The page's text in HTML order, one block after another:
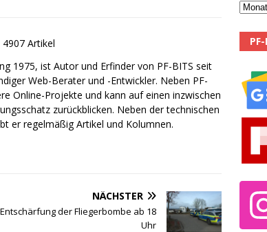
4907 Artikel
1975, ist Autor und Erfinder von PF-BITS seit
Web-Berater und -Entwickler. Neben PF-
Online-Projekte und kann auf einen inzwischen
zurückblicken. Neben der technischen
er regelmäßig Artikel und Kolumnen.
NÄCHSTER
Entschärfung der Fliegerbombe ab 18
Uhr